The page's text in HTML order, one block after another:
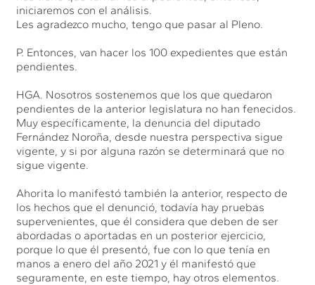
iniciaremos con el análisis.
Les agradezco mucho, tengo que pasar al Pleno.
P. Entonces, van hacer los 100 expedientes que están
pendientes.
HGA. Nosotros sostenemos que los que quedaron
pendientes de la anterior legislatura no han fenecidos.
Muy específicamente, la denuncia del diputado
Fernández Noroña, desde nuestra perspectiva sigue
vigente, y si por alguna razón se determinará que no
sigue vigente.
Ahorita lo manifestó también la anterior, respecto de
los hechos que el denunció, todavía hay pruebas
supervenientes, que él considera que deben de ser
abordadas o aportadas en un posterior ejercicio,
porque lo que él presentó, fue con lo que tenía en
manos a enero del año 2021 y él manifestó que
seguramente, en este tiempo, hay otros elementos.